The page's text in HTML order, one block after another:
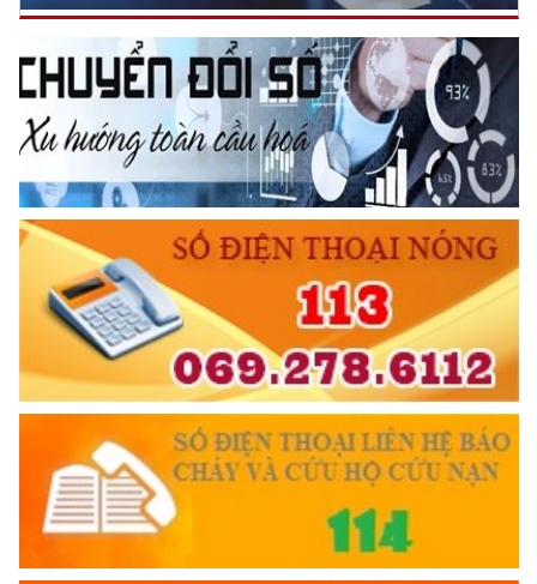
Đối với đồng sự, phải
THÂN ÁI GIÚP ĐỠ
Đối với chính phủ, phải
TUYỆT ĐỐI TRUNG THÀNH
Đối với nhân dân, phải
KÍNH TRỌNG LỄ PHÉP
Đối với công việc, phải
TẬN TỤY
Đối với địch, phải
CƯƠNG QUYẾT, KHÔN KHÉO
Trích thư Chủ tịch Hồ Chí Minh
gửi Công an Khu XII,
ngày 11 tháng 3 năm 1948.